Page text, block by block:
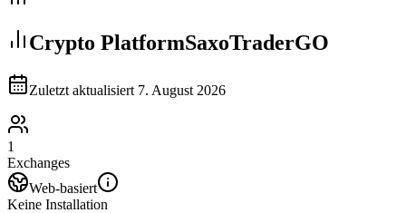
Crypto PlatformSaxoTraderGO
Zuletzt aktualisiert 7. August 2026
1
Exchanges
Web-basiert
Keine Installation